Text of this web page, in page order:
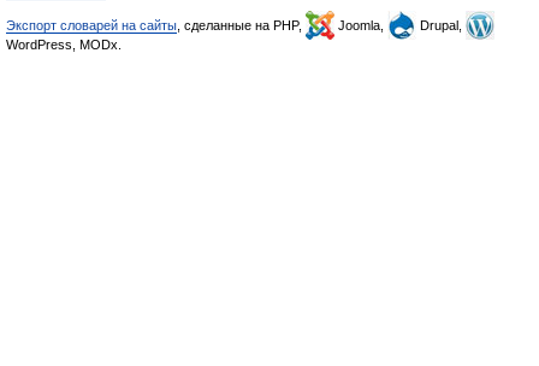
Экспорт словарей на сайты , сделанные на PHP, Joomla,
Drupal,
WordPress, MODx.